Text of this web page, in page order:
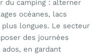
du camping : alterner
océanes, lacs
longues. Le secteur
des journées
en gardant